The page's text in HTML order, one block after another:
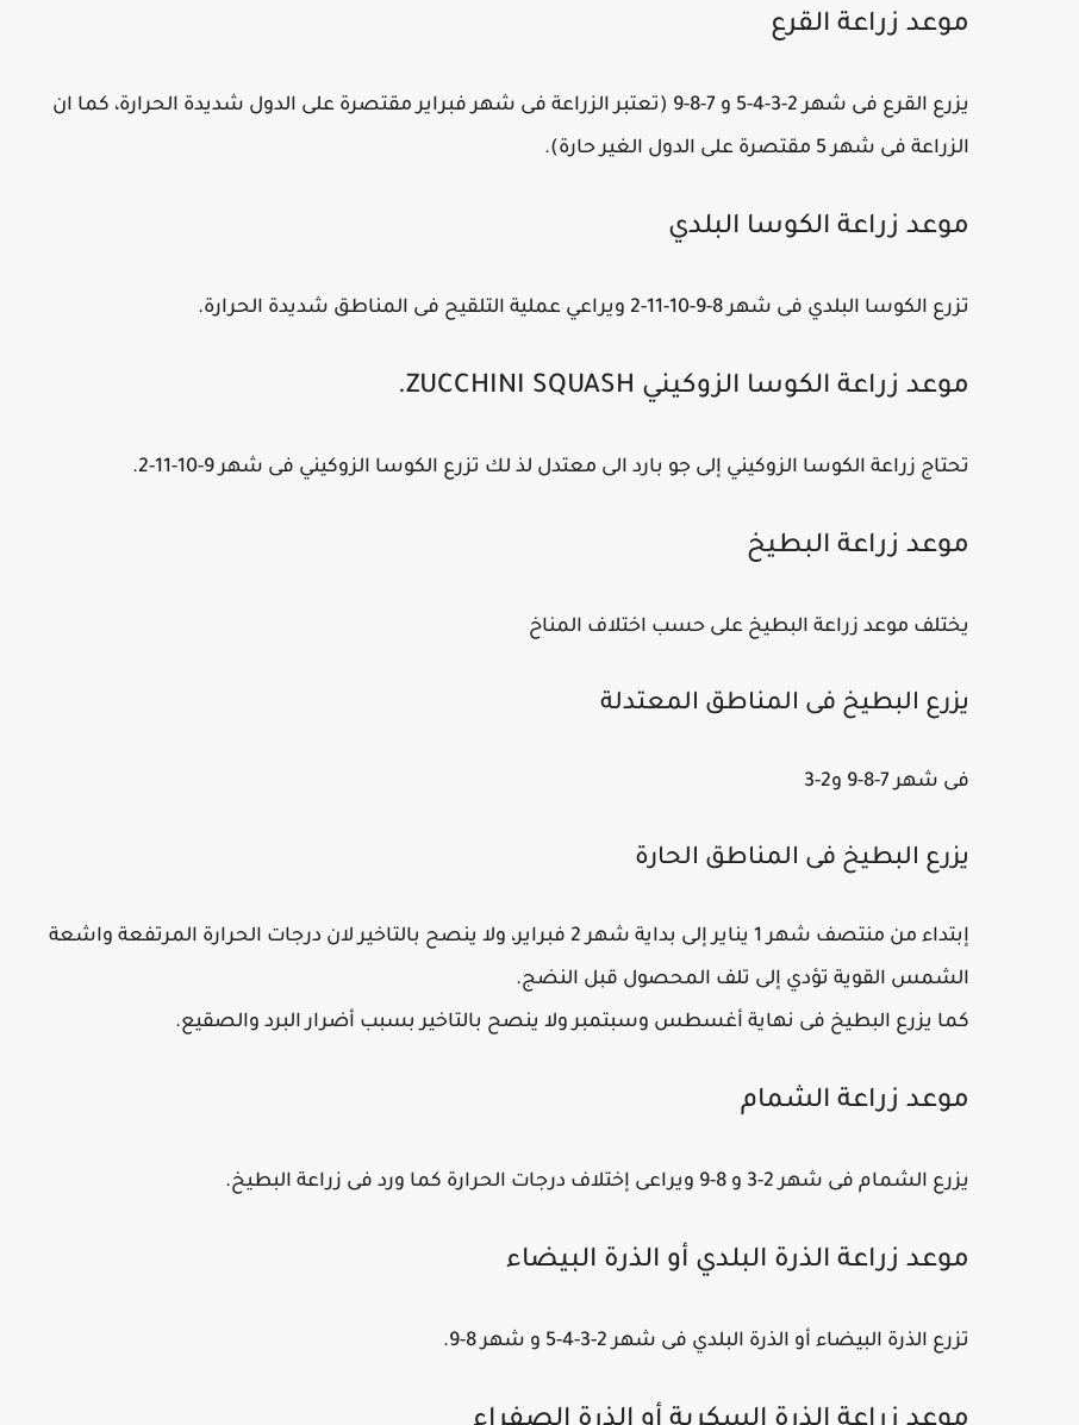
موعد زراعة القرع
يزرع القرع فى شهر 2-3-4-5 و 7-8-9 (تعتبر الزراعة فى شهر فبراير مقتصرة على الدول شديدة الحرارة، كما ان
الزراعة فى شهر 5 مقتصرة على الدول الغير حارة).
موعد زراعة الكوسا البلدي
تزرع الكوسا البلدي فى شهر 8-9-10-11-2 ويراعي عملية التلقيح فى المناطق شديدة الحرارة.
موعد زراعة الكوسا الزوكيني ZUCCHINI SQUASH.
تحتاج زراعة الكوسا الزوكيني إلى جو بارد الى معتدل لذ لك تزرع الكوسا الزوكيني فى شهر 9-10-11-2.
موعد زراعة البطيخ
يختلف موعد زراعة البطيخ على حسب اختلاف المناخ
يزرع البطيخ فى المناطق المعتدلة
فى شهر 7-8-9 و2-3
يزرع البطيخ فى المناطق الحارة
إبتداء من منتصف شهر 1 يناير إلى بداية شهر 2 فبراير، ولا ينصح بالتاخير لان درجات الحرارة المرتفعة واشعة
الشمس القوية تؤدي إلى تلف المحصول قبل النضج.
كما يزرع البطيخ فى نهاية أغسطس وسبتمبر ولا ينصح بالتاخير بسبب أضرار البرد والصقيع.
موعد زراعة الشمام
يزرع الشمام فى شهر 2-3 و 8-9 ويراعى إختلاف درجات الحرارة كما ورد فى زراعة البطيخ.
موعد زراعة الذرة البلدي أو الذرة البيضاء
تزرع الذرة البيضاء أو الذرة البلدي فى شهر 2-3-4-5 و شهر 8-9.